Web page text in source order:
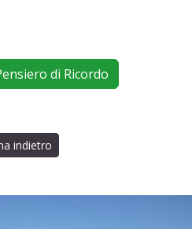
di Ricordo
indietro